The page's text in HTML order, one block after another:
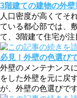
3階建ての建物の外
人口密度が高くてそ
ている都心部では、
て、3階建て住宅が
必見！外壁の色選び
外壁のメンテナンス
をした外壁を元に戻
が、外壁の色選びで